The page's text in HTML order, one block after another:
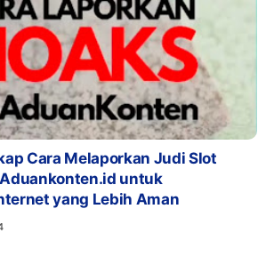
Cara Melaporkan Judi Slot
untuk
yang Lebih Aman